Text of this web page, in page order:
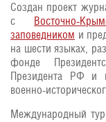
Создан проект
с Восточно-
заповедником и
на шести языках,
фонде
Президента РФ и
военно-
Международный